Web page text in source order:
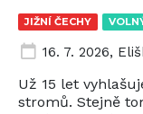
JIŽNÍ ČECHY
16. 7. 2026,
Už 15 let
stromů. Stejně